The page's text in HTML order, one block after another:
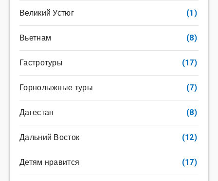
Великий Устюг (1)
Вьетнам (8)
Гастротуры (17)
Горнолыжные туры (7)
Дагестан (8)
Дальний Восток (12)
Детям нравится (17)